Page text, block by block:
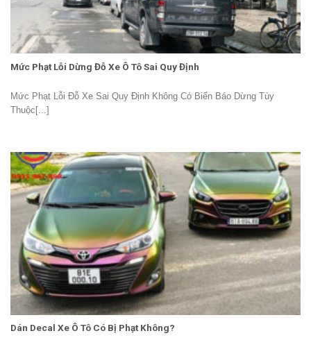
Mức Phạt Lỗi Dừng Đỗ Xe Ô Tô Sai Quy Định
Mức Phạt Lỗi Đỗ Xe Sai Quy Định Không Có Biển Báo Dừng Tùy
Thuộc[...]
Dán Decal Xe Ô Tô Có Bị Phạt Không?